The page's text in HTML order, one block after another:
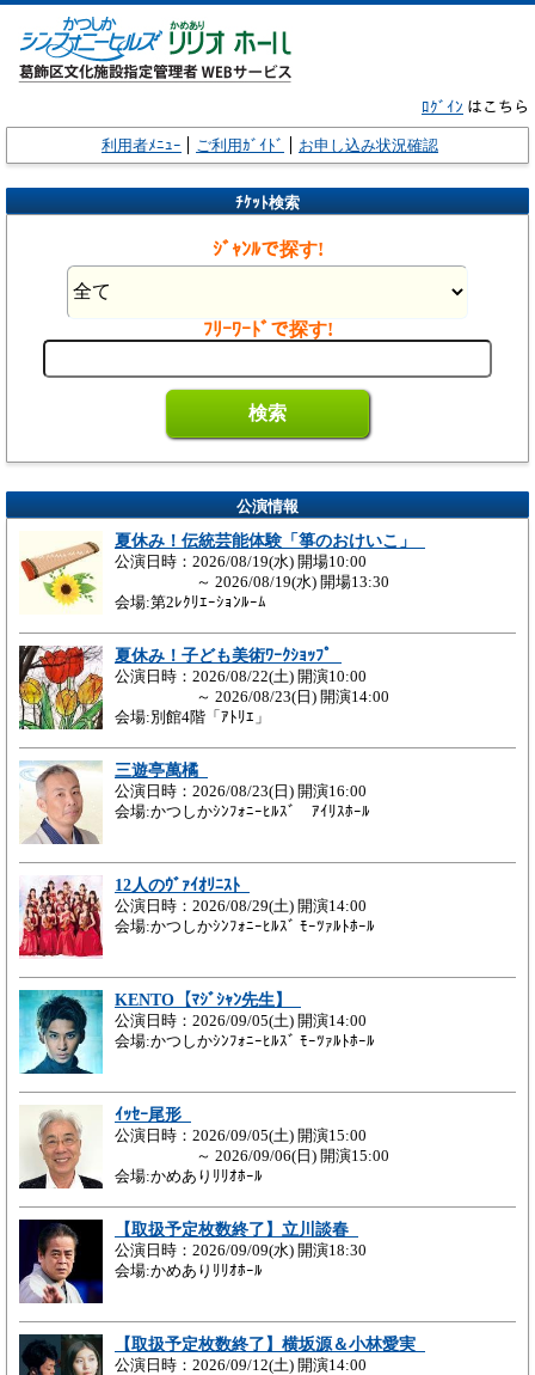
ﾛｸﾞｲﾝ はこちら
利用者ﾒﾆｭｰ ご利用ｶﾞｲﾄﾞ お申し込み状況確認
ﾁｹｯﾄ検索
ｼﾞｬﾝﾙで探す!
ﾌﾘｰﾜｰﾄﾞで探す!
公演情報
夏休み！伝統芸能体験「箏のおけいこ」
公演日時：2026/08/19(水) 開場10:00
～ 2026/08/19(水) 開場13:30
会場:第2ﾚｸﾘｴｰｼｮﾝﾙｰﾑ
夏休み！子ども美術ﾜｰｸｼｮｯﾌﾟ
公演日時：2026/08/22(土) 開演10:00
～ 2026/08/23(日) 開演14:00
会場:別館4階「ｱﾄﾘｴ」
三遊亭萬橘
公演日時：2026/08/23(日) 開演16:00
会場:かつしかｼﾝﾌｫﾆｰﾋﾙｽﾞ ｱｲﾘｽﾎｰﾙ
12人のｳﾞｧｲｵﾘﾆｽﾄ
公演日時：2026/08/29(土) 開演14:00
会場:かつしかｼﾝﾌｫﾆｰﾋﾙｽﾞ ﾓｰﾂｧﾙﾄﾎｰﾙ
KENTO【ﾏｼﾞｼｬﾝ先生】
公演日時：2026/09/05(土) 開演14:00
会場:かつしかｼﾝﾌｫﾆｰﾋﾙｽﾞ ﾓｰﾂｧﾙﾄﾎｰﾙ
ｲｯｾｰ尾形
公演日時：2026/09/05(土) 開演15:00
～ 2026/09/06(日) 開演15:00
会場:かめありﾘﾘｵﾎｰﾙ
【取扱予定枚数終了】立川談春
公演日時：2026/09/09(水) 開演18:30
会場:かめありﾘﾘｵﾎｰﾙ
【取扱予定枚数終了】横坂源＆小林愛実
公演日時：2026/09/12(土) 開演14:00